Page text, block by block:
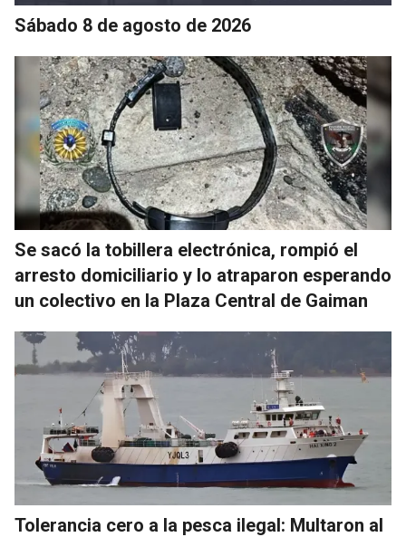
Sábado 8 de agosto de 2026
Se sacó la tobillera electrónica, rompió el
arresto domiciliario y lo atraparon esperando
un colectivo en la Plaza Central de Gaiman
Tolerancia cero a la pesca ilegal: Multaron al